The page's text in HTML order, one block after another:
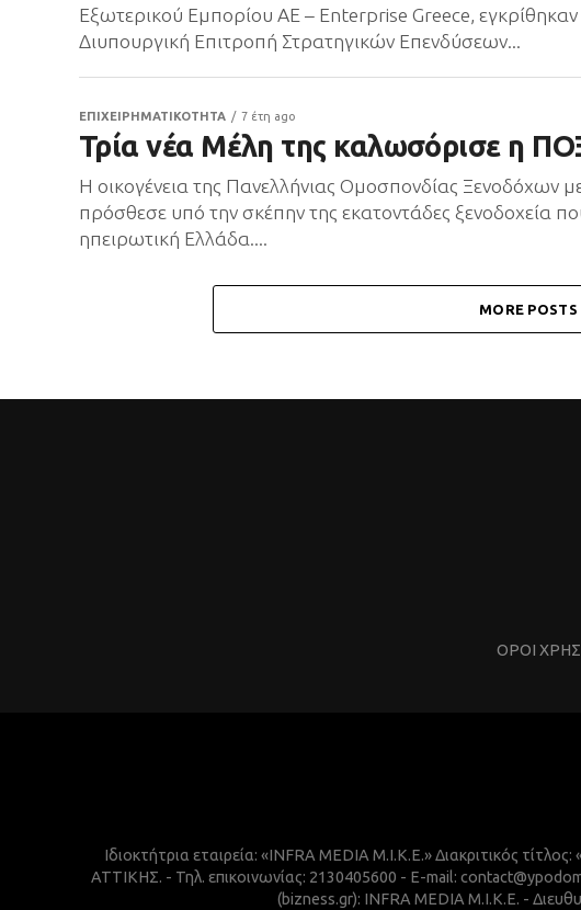
Εξωτερικού Εμπορίου ΑΕ – Enterprise Greece,
Διυπουργική Επιτροπή Στρατηγικών Επενδύσεων...
ΕΠΙΧΕΙΡΗΜΑΤΙΚΟΤΗΤΑ 7 έτη ago
Τρία νέα Μέλη της καλωσόρισε η
Η οικογένεια της Πανελλήνιας Ομοσπονδίας Ξενοδόχων
πρόσθεσε υπό την σκέπην της εκατοντάδες ξενοδοχεία
ηπειρωτική Ελλάδα....
MORE POSTS
ΌΡΟΙ
Ιδιοκτήτρια εταιρεία: «INFRA MEDIA M.I.K.E.» Διακριτικός
ΑΤΤΙΚΗΣ. - Τηλ. επικοινωνίας: 2130405600 - E-mail:
(bizness.gr): INFRA MEDIA M.I.K.E. -